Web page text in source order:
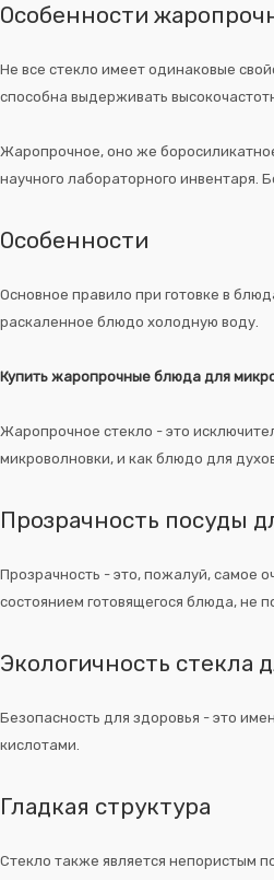
Особенности
Не все стекло имеет одинаковые
способна выдерживать
Жаропрочное, оно же
научного лабораторного инвентаря.
Особенности
Основное правило при готовке в
раскаленное блюдо холодную воду.
Купить жаропрочные блюда для
Жаропрочное стекло - это
микроволновки, и как блюдо для
Прозрачность посуды
Прозрачность - это, пожалуй, самое
состоянием готовящегося блюда, не
Экологичность стекла
Безопасность для здоровья - это
кислотами.
Гладкая структура
Стекло также является непористым